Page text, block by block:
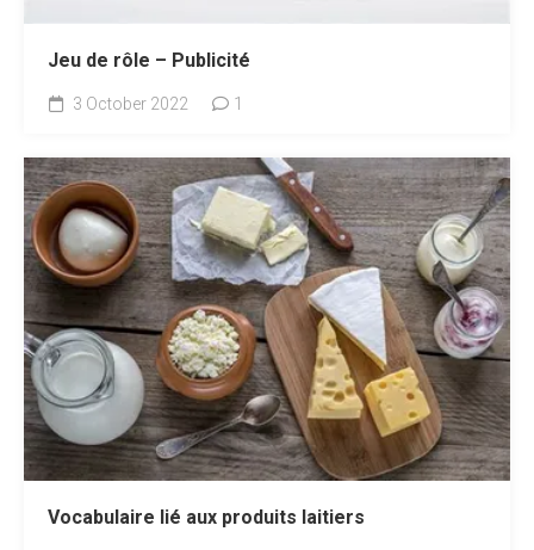
Jeu de rôle – Publicité
3 October 2022 1
Vocabulaire lié aux produits laitiers